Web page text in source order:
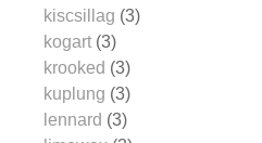
kiscsillag (3)
kogart (3)
krooked (3)
kuplung (3)
lennard (3)